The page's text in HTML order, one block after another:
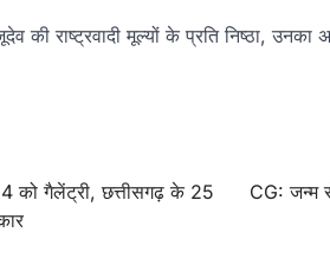
की राष्ट्रवादी मूल्यों के प्रति निष्ठा,
को गैलेंट्री, छत्तीसगढ़ के 25
CG: जन्म